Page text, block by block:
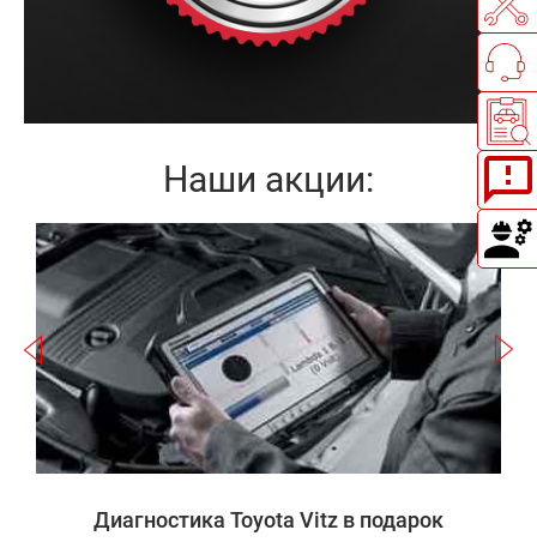
Наши акции:
Записаться
Диагностика Toyota Vitz в подарок